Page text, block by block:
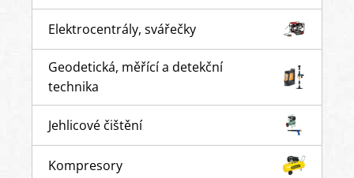
Elektrocentrály, svářečky
Geodetická, měřící a detekční
technika
Jehlicové čištění
Kompresory